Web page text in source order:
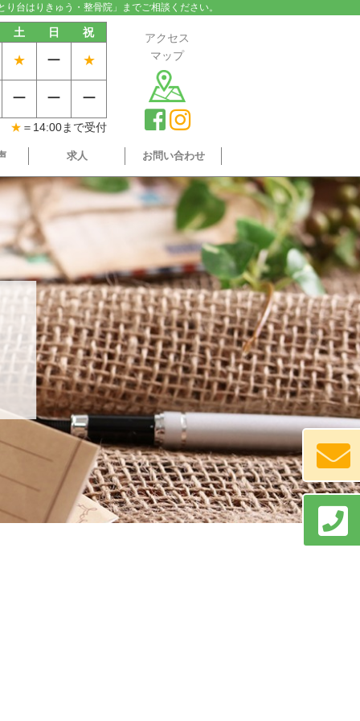
台はりきゅう・整骨院」までご相談ください。
土 日 祝
★ ー ★
ー ー ー
★ ＝14:00まで受付
アクセス
マップ
求人 お問い合わせ